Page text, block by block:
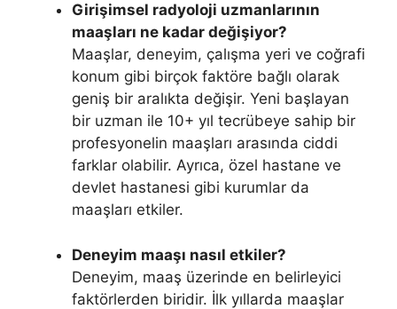
Girişimsel radyoloji uzmanlarının
maaşları ne kadar değişiyor?
Maaşlar, deneyim, çalışma yeri ve coğrafi
konum gibi birçok faktöre bağlı olarak
geniş bir aralıkta değişir. Yeni başlayan
bir uzman ile 10+ yıl tecrübeye sahip bir
profesyonelin maaşları arasında ciddi
farklar olabilir. Ayrıca, özel hastane ve
devlet hastanesi gibi kurumlar da
maaşları etkiler.
Deneyim maaşı nasıl etkiler?
Deneyim, maaş üzerinde en belirleyici
faktörlerden biridir. İlk yıllarda maaşlar